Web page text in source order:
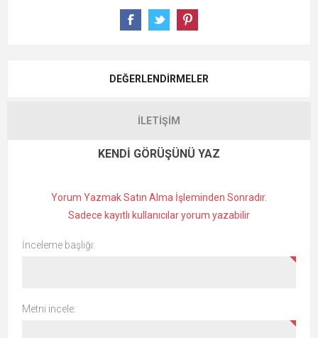
DEĞERLENDIRMELER
İLETIŞIM
KENDI GÖRÜŞÜNÜ YAZ
Yorum Yazmak Satın Alma İşleminden Sonradır.
Sadece kayıtlı kullanıcılar yorum yazabilir
İnceleme başlığı:
Metni incele: